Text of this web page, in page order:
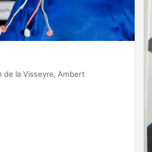
de la Visseyre, Ambert